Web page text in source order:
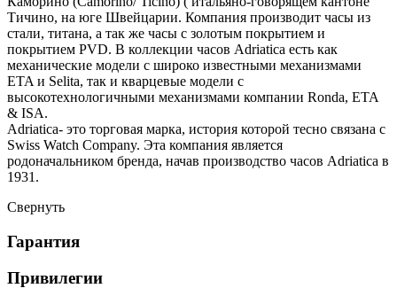
Тичино, на юге Швейцарии. Компания производит часы из
стали, титана, а так же часы с золотым покрытием и
покрытием PVD. В коллекции часов Adriatica есть как
механические модели с широко известными механизмами
ETA и Selita, так и кварцевые модели с
высокотехнологичными механизмами компании Ronda, ETA
& ISA.
Adriatica- это торговая марка, история которой тесно связана с
Swiss Watch Company. Эта компания является
родоначальником бренда, начав производство часов Adriatica в
1931.
Свернуть
Гарантия
Привилегии